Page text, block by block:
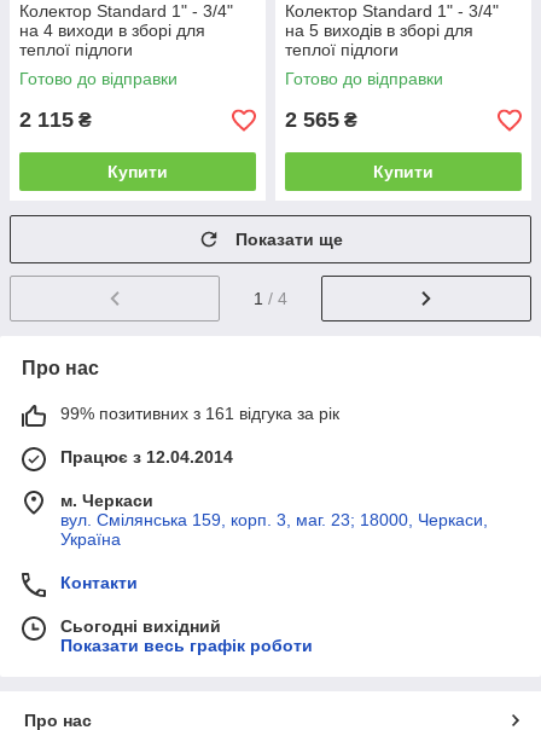
Колектор Standard 1" - 3/4"
на 4 виходи в зборі для
теплої підлоги
Готово до відправки
2 115 ₴
Купити
Колектор Standard 1" - 3/4"
на 5 виходів в зборі для
теплої підлоги
Готово до відправки
2 565 ₴
Купити
Показати ще
1 / 4
Про нас
99% позитивних з 161 відгука за рік
Працює з 12.04.2014
м. Черкаси
вул. Смілянська 159, корп. 3, маг. 23; 18000, Черкаси,
Україна
Контакти
Сьогодні вихідний
Показати весь графік роботи
Про нас